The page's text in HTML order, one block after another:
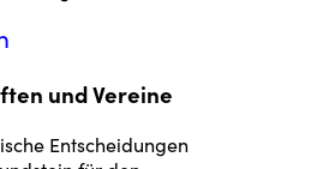
und Vereine
Entscheidungen